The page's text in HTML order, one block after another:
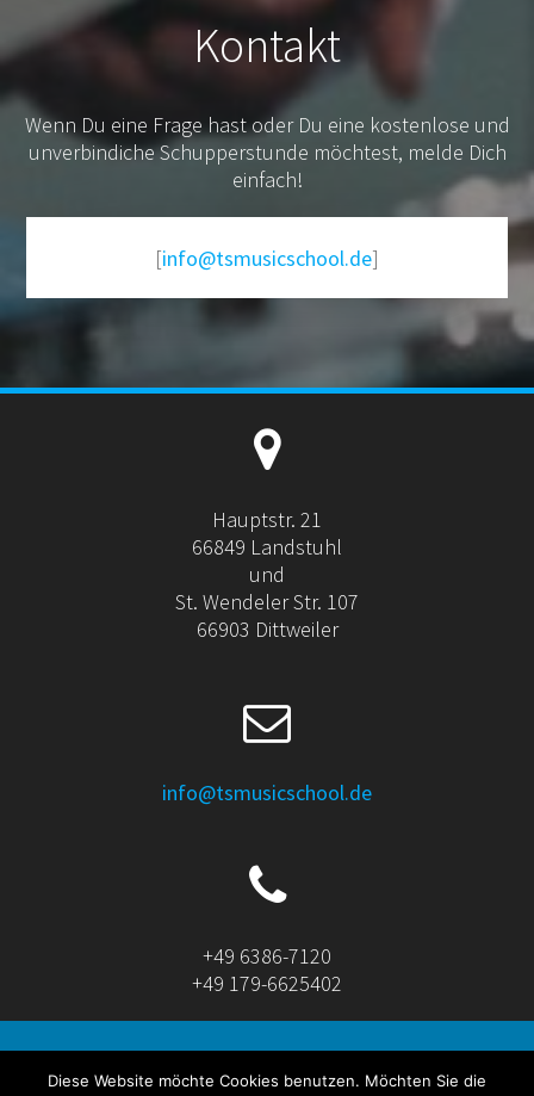
Kontakt
Wenn Du eine Frage hast oder Du eine kostenlose und
unverbindiche Schupperstunde möchtest, melde Dich
einfach!
[info@tsmusicschool.de]
Hauptstr. 21
66849 Landstuhl
und
St. Wendeler Str. 107
66903 Dittweiler
info@tsmusicschool.de
+49 6386-7120
+49 179-6625402
Diese Website möchte Cookies benutzen. Möchten Sie die